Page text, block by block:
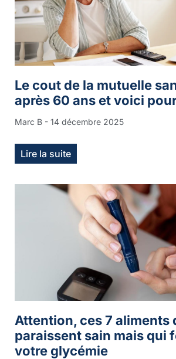
Le cout de la mutuelle
après 60 ans et voici
Marc B 14 décembre 2025
Lire la suite
Attention, ces 7 aliments
paraissent sain mais qui
votre glycémie